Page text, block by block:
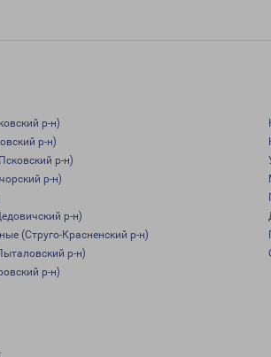
р-н)
р-н)
р-н)
р-н)
р-н)
(Струго-Красненский р-н)
р-н)
р-н)